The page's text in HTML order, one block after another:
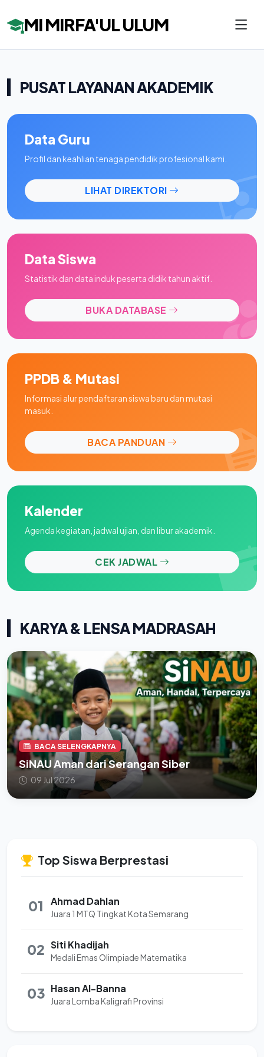
MI MIRFA'UL ULUM
PUSAT LAYANAN AKADEMIK
Data Guru
Profil dan keahlian tenaga pendidik profesional kami.
LIHAT DIREKTORI
Data Siswa
Statistik dan data induk peserta didik tahun aktif.
BUKA DATABASE
PPDB & Mutasi
Informasi alur pendaftaran siswa baru dan mutasi
masuk.
BACA PANDUAN
Kalender
Agenda kegiatan, jadwal ujian, dan libur akademik.
CEK JADWAL
KARYA & LENSA MADRASAH
BACA SELENGKAPNYA
SiNAU Aman dari Serangan Siber
09 Jul 2026
Top Siswa Berprestasi
01 Ahmad Dahlan
Juara 1 MTQ Tingkat Kota Semarang
02 Siti Khadijah
Medali Emas Olimpiade Matematika
03 Hasan Al-Banna
Juara Lomba Kaligrafi Provinsi